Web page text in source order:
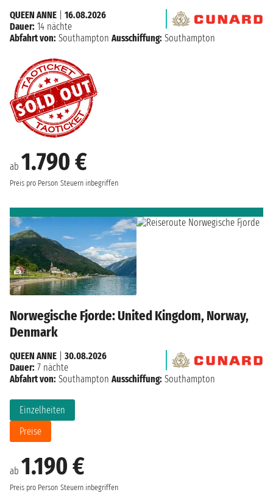
ab 1.790 €
Preis pro Person Steuern inbegriffen
QUEEN ANNE
16.08.2026
Dauer: 14 nächte
Abfahrt von: Southampton Ausschiffung: Southampton
Norwegische Fjorde: United Kingdom, Norway,
Denmark
ab 1.190 €
Preis pro Person Steuern inbegriffen
Einzelheiten
Preise
QUEEN ANNE
30.08.2026
Dauer: 7 nächte
Abfahrt von: Southampton Ausschiffung: Southampton